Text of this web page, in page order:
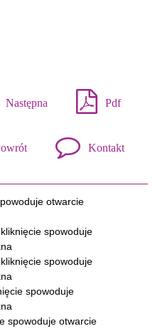
Następna Pdf
Kontakt